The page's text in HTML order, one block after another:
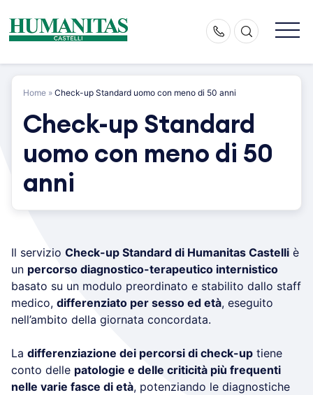
content
Home » Check-up Standard uomo con meno di 50 anni
Check-up Standard
uomo con meno di 50
anni
Il servizio Check-up Standard di Humanitas Castelli è
un percorso diagnostico-terapeutico internistico
basato su un modulo preordinato e stabilito dallo staff
medico, differenziato per sesso ed età, eseguito
nell’ambito della giornata concordata.
La differenziazione dei percorsi di check-up tiene
conto delle patologie e delle criticità più frequenti
nelle varie fasce di età, potenziando le diagnostiche